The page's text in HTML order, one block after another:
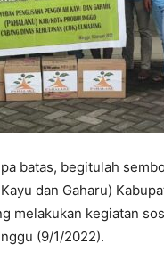
batas, begitulah
dan Gaharu)
melakukan kegiatan
(9/1/2022).